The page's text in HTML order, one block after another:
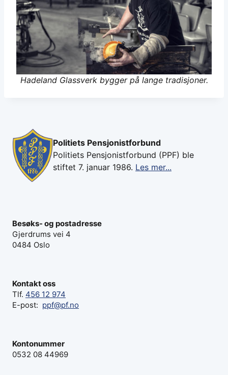
Hadeland Glassverk bygger på lange tradisjoner.
Politiets Pensjonistforbund
Politiets Pensjonistforbund (PPF) ble
stiftet 7. januar 1986. Les mer...
Besøks- og postadresse
Gjerdrums vei 4
0484 Oslo
Kontakt oss
Tlf. 456 12 974
E-post: ppf@pf.no
Kontonummer
0532 08 44969